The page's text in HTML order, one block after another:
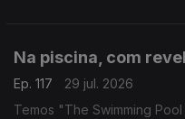
Na piscina, com
Ep. 117
29 jul. 2026
Temos "The Swimming